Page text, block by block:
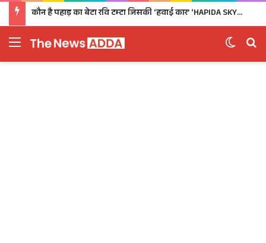
कौन है पहाड़ का बेटा रवि टम्टा जिसकी ‘हवाई कार’ ‘HAPIDA SKYNeX’ ने कर दिया सबको दीवाना
Menu